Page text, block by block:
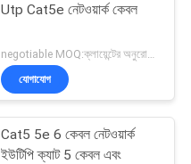
Utp Cat5e নেটওয়ার্ক কেবল
negotiable MOQ:ক্লায়েন্টের অনুরোধ হিসাবে কাস্টমাইজড টাইপ 30000 মিটার হিসাবে স্টক।
যোগাযোগ
Cat5 5e 6 কেবল নেটওয়ার্ক
ইউটিপি ক্যাট 5 কেবল এবং